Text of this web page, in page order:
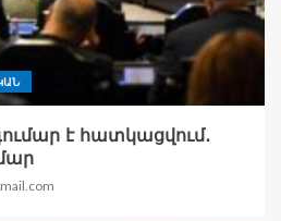
է հատկացվում․